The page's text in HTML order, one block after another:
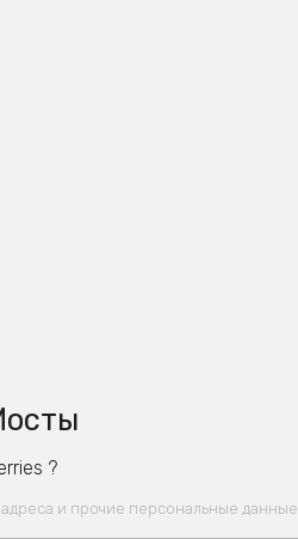
?
и прочие персональные данные.